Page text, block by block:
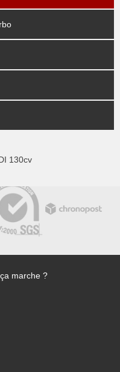
130cv
marche ?